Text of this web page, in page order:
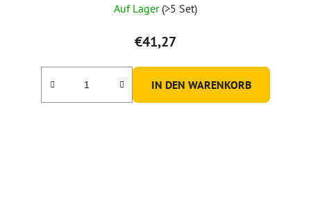
durchschnittliche
Produktbewertung
ist
4,7
von
Auf Lager (>5 Set)
€41,27
IN DEN WARENKORB